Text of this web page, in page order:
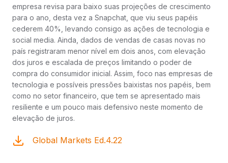
empresa revisa para baixo suas projeções de crescimento
para o ano, desta vez a Snapchat, que viu seus papéis
cederem 40%, levando consigo as ações de tecnologia e
social media. Ainda, dados de vendas de casas novas no
país registraram menor nível em dois anos, com elevação
dos juros e escalada de preços limitando o poder de
compra do consumidor inicial. Assim, foco nas empresas de
tecnologia e possíveis pressões baixistas nos papéis, bem
como no setor financeiro, que tem se apresentado mais
resiliente e um pouco mais defensivo neste momento de
elevação de juros.
Global Markets Ed.4.22